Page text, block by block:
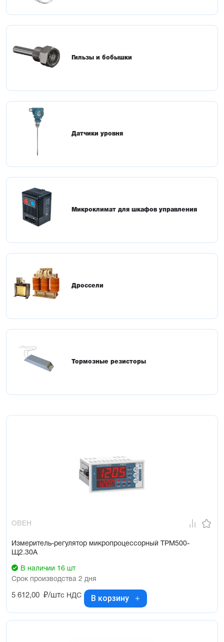
Гильзы и бобышки
Датчики уровня
Микроклимат для шкафов управления
Дроссели
Тормозные резисторы
ОВЕН
Измеритель-регулятор микропроцессорный ТРМ500-
Щ2.30А
В наличии 16 шт
Срок производства 2 дня
5 612,00 ₽/штс НДС В корзину